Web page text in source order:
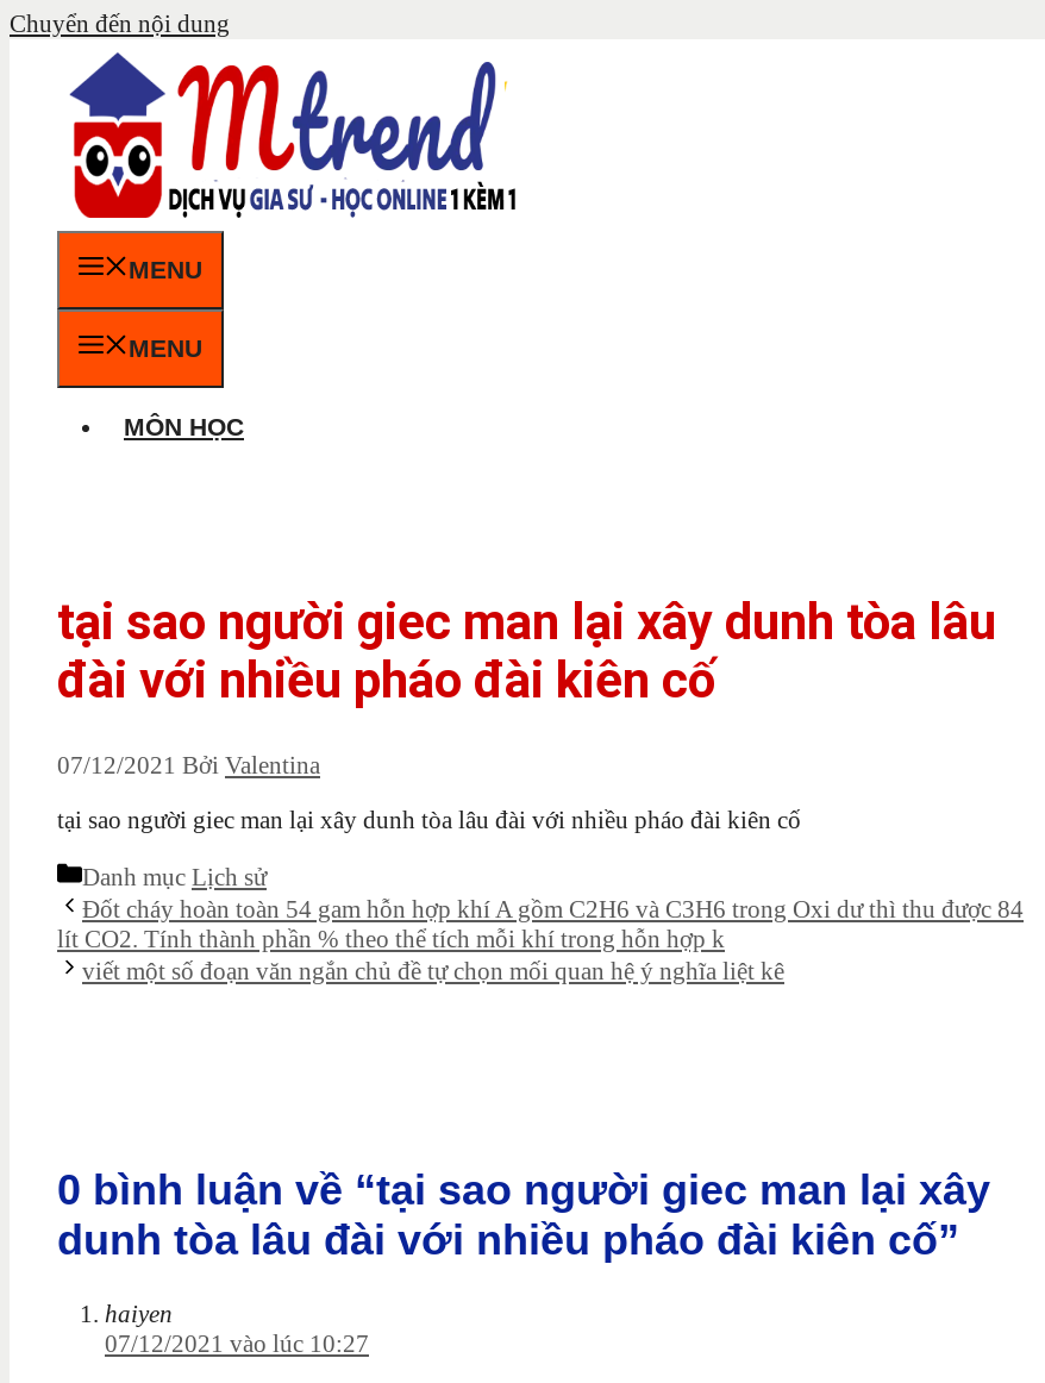
Chuyển đến nội dung
MENU
MENU
MÔN HỌC
tại sao người giec man lại xây dunh tòa lâu
đài với nhiều pháo đài kiên cố
07/12/2021 Bởi Valentina
tại sao người giec man lại xây dunh tòa lâu đài với nhiều pháo đài kiên cố
Danh mục Lịch sử
Đốt cháy hoàn toàn 54 gam hỗn hợp khí A gồm C2H6 và C3H6 trong Oxi dư thì thu được 84
lít CO2. Tính thành phần % theo thể tích mỗi khí trong hỗn hợp k
viết một số đoạn văn ngắn chủ đề tự chọn mối quan hệ ý nghĩa liệt kê
0 bình luận về “tại sao người giec man lại xây
dunh tòa lâu đài với nhiều pháo đài kiên cố”
haiyen
07/12/2021 vào lúc 10:27